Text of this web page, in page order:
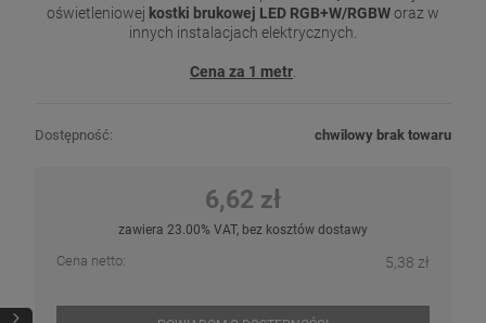
oświetleniowej kostki brukowej LED RGB+W/RGBWoraz w
innych instalacjach elektrycznych.
Cena za 1 metr
Dostępność: chwilowy brak towaru
6,62 zł
zawiera 23.00% VAT, bez kosztów dostawy
Cena netto: 5,38 zł